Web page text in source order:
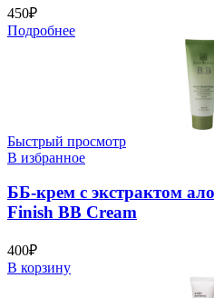
450₽
Подробнее
Быстрый просмотр
В избранное
ББ-крем с экстрактом
Finish BB Cream
400₽
В корзину